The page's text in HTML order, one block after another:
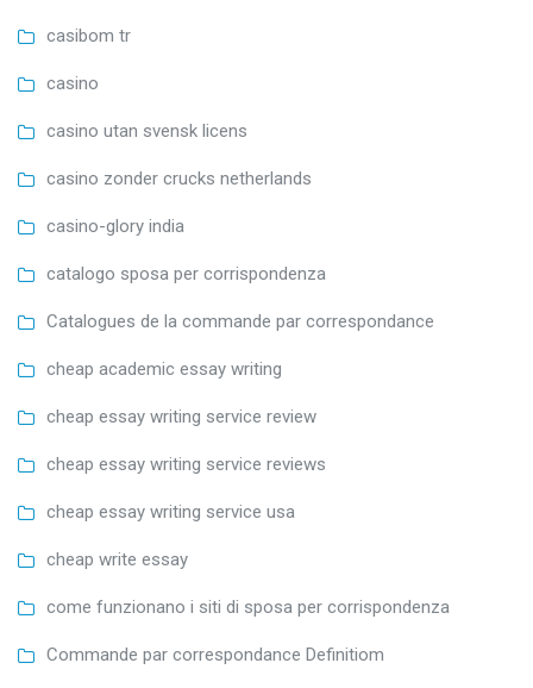
casibom tr
casino
casino utan svensk licens
casino zonder crucks netherlands
casino-glory india
catalogo sposa per corrispondenza
Catalogues de la commande par correspondance
cheap academic essay writing
cheap essay writing service review
cheap essay writing service reviews
cheap essay writing service usa
cheap write essay
come funzionano i siti di sposa per corrispondenza
Commande par correspondance Definitiom